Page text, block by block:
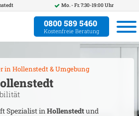
Mo. - Fr. 7:30-19:00 Uhr
0800 589 5460
Kostenfreie Beratung
in Hollenstedt& Umgebung
Spezialist inHollenstedtund